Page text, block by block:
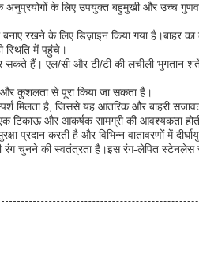
के लिए उपयुक्त बहुमुखी और उच्च
रखने के लिए डिज़ाइन किया गया है।बाहर
स्थिति में पहुंचे।
हैं। एल/सी और टी/टी की लचीली भुगतान
और कुशलता से पूरा किया जा सकता है।
मिलता है, जिससे यह आंतरिक और बाहरी
टिकाऊ और आकर्षक सामग्री की आवश्यकता
प्रदान करती है और विभिन्न वातावरणों में
रंग चुनने की स्वतंत्रता है।इस रंग-लेपित स्टेनलेस